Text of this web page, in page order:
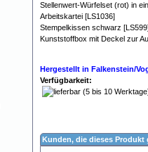
Stellenwert-Würfelset (rot) in
Arbeitskartei [LS1036]
Stempelkissen schwarz [LS599]
Kunststoffbox mit Deckel zur
Hergestellt in Falkenstein/
Verfügbarkeit:
Kunden, die dieses